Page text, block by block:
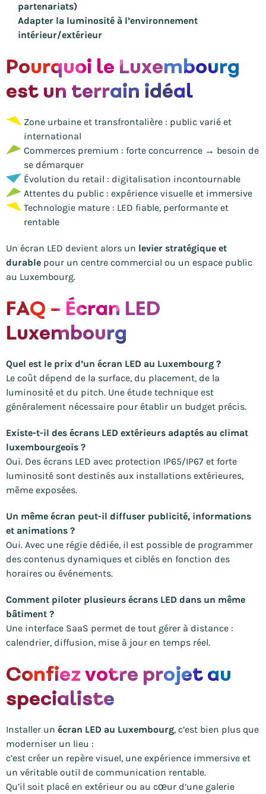
partenariats)
Adapter la luminosité à l’environnement
intérieur/extérieur
Pourquoi le Luxembourg
est un terrain idéal
Zone urbaine et transfrontalière : public varié et
international
Commerces premium : forte concurrence → besoin de
se démarquer
Évolution du retail : digitalisation incontournable
Attentes du public : expérience visuelle et immersive
Technologie mature : LED fiable, performante et
rentable
Un écran LED devient alors un levier stratégique et
durable pour un centre commercial ou un espace public
au Luxembourg.
FAQ – Écran LED
Luxembourg
Quel est le prix d’un écran LED au Luxembourg ?
Le coût dépend de la surface, du placement, de la
luminosité et du pitch. Une étude technique est
généralement nécessaire pour établir un budget précis.
Existe-t-il des écrans LED extérieurs adaptés au climat
luxembourgeois ?
Oui. Des écrans LED avec protection IP65/IP67 et forte
luminosité sont destinés aux installations extérieures,
même exposées.
Un même écran peut-il diffuser publicité, informations
et animations ?
Oui. Avec une régie dédiée, il est possible de programmer
des contenus dynamiques et ciblés en fonction des
horaires ou événements.
Comment piloter plusieurs écrans LED dans un même
bâtiment ?
Une interface SaaS permet de tout gérer à distance :
calendrier, diffusion, mise à jour en temps réel.
Confiez votre projet au
specialiste
Installer un écran LED au Luxembourg, c’est bien plus que
moderniser un lieu :
c’est créer un repère visuel, une expérience immersive et
un véritable outil de communication rentable.
Qu’il soit placé en extérieur ou au cœur d’une galerie